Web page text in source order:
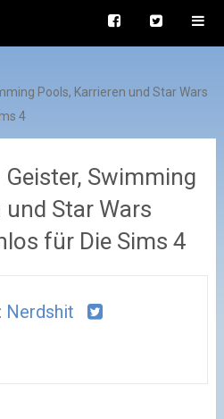
Pools, Karrieren und Star Wars
4
Swimming
und Star Wars
für Die Sims 4
Nerdshit